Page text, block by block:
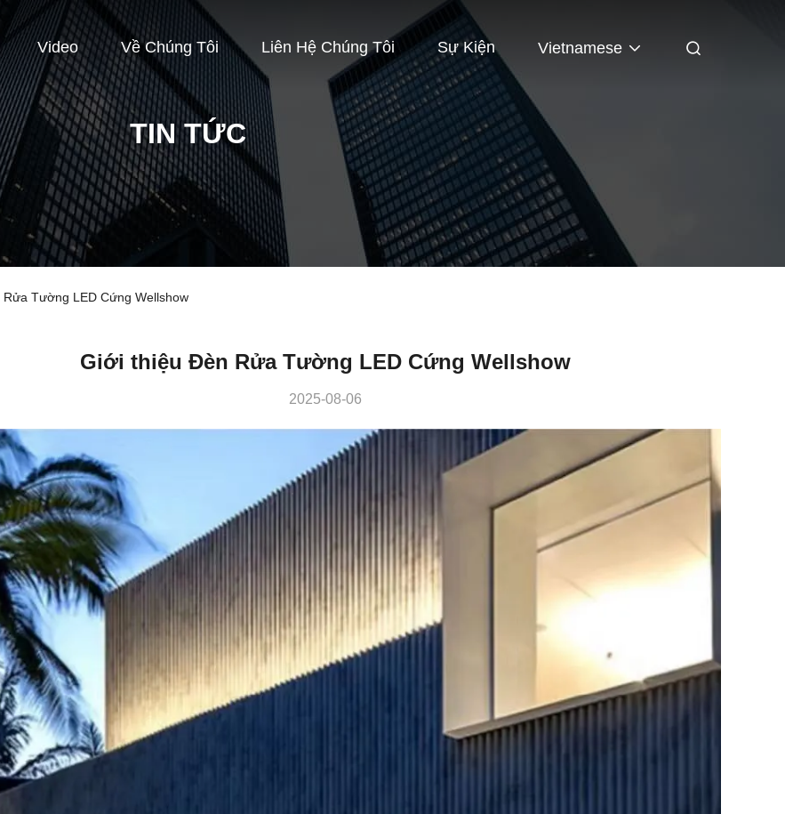
Video Về Chúng Tôi Liên Hệ Chúng Tôi Sự Kiện Vietnamese
TIN TỨC
Tường LED Cứng Wellshow
Giới thiệu Đèn Rửa Tường LED Cứng Wellshow
2025-08-06